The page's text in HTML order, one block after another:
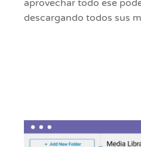
aprovechar todo ese
descargando todos sus